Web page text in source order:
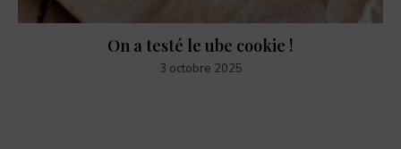
On a testé le ube cookie !
3 octobre 2025